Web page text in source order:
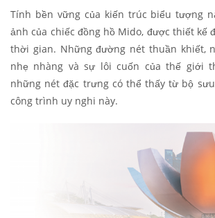
Tính bền vững của kiến trúc biểu tượng
ảnh của chiếc đồng hồ Mido, được thiết kế
thời gian. Những đường nét thuần khiết,
nhẹ nhàng và sự lôi cuốn của thế giới
những nét đặc trưng có thể thấy từ bộ
công trình uy nghi này.